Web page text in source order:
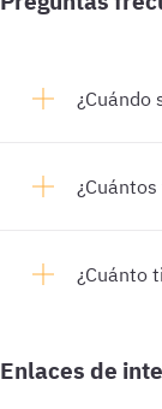
¿Cuándo
¿Cuánto
Enlaces de